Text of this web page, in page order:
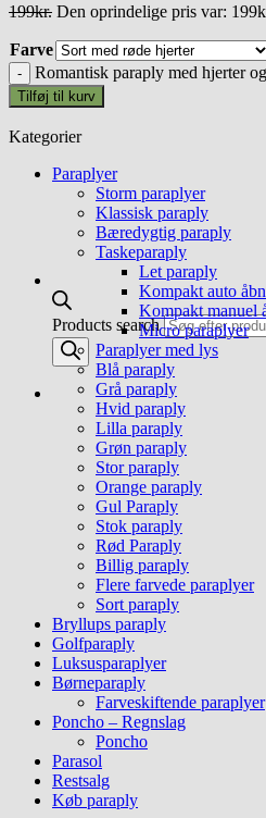
Products search
199kr. Den oprindelige pris var:
Farve
Romantisk paraply med hjerter
Tilføj til kurv
Kategorier
Paraplyer
Storm paraplyer
Klassisk paraply
Bæredygtig paraply
Taskeparaply
Let paraply
Kompakt auto
Kompakt manuel
Micro paraplyer
Paraplyer med lys
Blå paraply
Grå paraply
Hvid paraply
Lilla paraply
Grøn paraply
Stor paraply
Orange paraply
Gul Paraply
Stok paraply
Rød Paraply
Billig paraply
Flere farvede paraplyer
Sort paraply
Bryllups paraply
Golfparaply
Luksusparaplyer
Børneparaply
Farveskiftende paraplyer
Poncho – Regnslag
Poncho
Parasol
Restsalg
Køb paraply